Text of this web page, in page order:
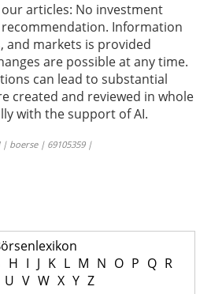
articles: No investment
Information
and markets is provided
are possible at any time.
can lead to substantial
created and reviewed in whole
with the support of AI.
| boerse | 69105359 |
H I J K L M N O P Q R
U V W X Y Z